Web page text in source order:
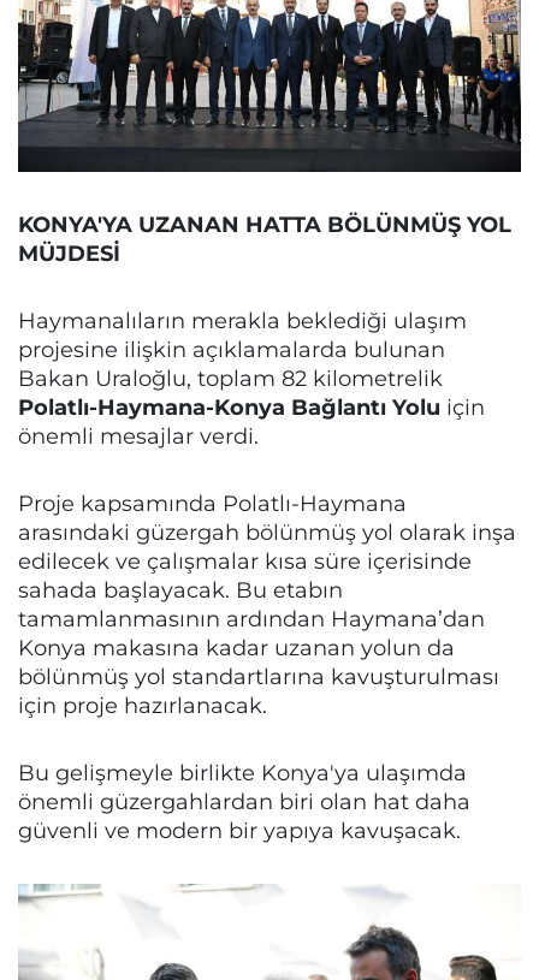
KONYA'YA UZANAN HATTA BÖLÜNMÜŞ YOL
MÜJDESİ
Haymanalıların merakla beklediği ulaşım
projesine ilişkin açıklamalarda bulunan
Bakan Uraloğlu, toplam 82 kilometrelik
Polatlı-Haymana-Konya Bağlantı Yolu için
önemli mesajlar verdi.
Proje kapsamında Polatlı-Haymana
arasındaki güzergah bölünmüş yol olarak inşa
edilecek ve çalışmalar kısa süre içerisinde
sahada başlayacak. Bu etabın
tamamlanmasının ardından Haymana’dan
Konya makasına kadar uzanan yolun da
bölünmüş yol standartlarına kavuşturulması
için proje hazırlanacak.
Bu gelişmeyle birlikte Konya'ya ulaşımda
önemli güzergahlardan biri olan hat daha
güvenli ve modern bir yapıya kavuşacak.